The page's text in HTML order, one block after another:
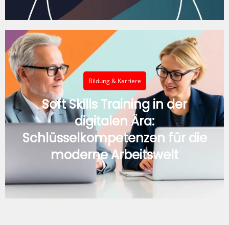
Bildung & Karriere
Soft Skills Training in der
digitalen Ära:
Schlüsselkompetenzen für die
moderne Arbeitswelt